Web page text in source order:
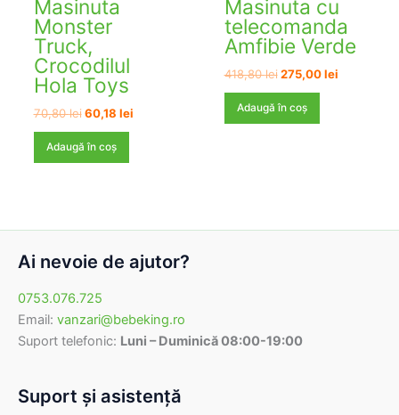
Masinuta
Monster
Truck,
Crocodilul
Hola Toys
70,80lei Prețul
a
60,18 leiPrețul
Adaugă în coș
Masinuta cu
telecomanda
Amfibie Verde
418,80lei Prețul
a
fost:
275,00leiPrețul
Adaugă în coș
Ai nevoie de ajutor?
0753.076.725
Email: vanzari@bebeking.ro
Suport telefonic: Luni – Duminică 08:00-19:00
Suport şi asistenţă